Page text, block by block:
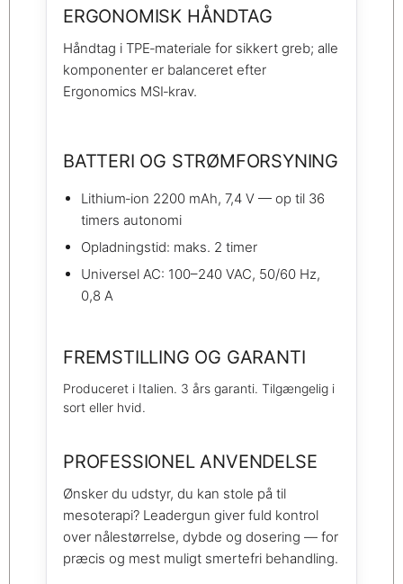
ERGONOMISK HÅNDTAG
Håndtag i TPE‑materiale for sikkert greb; alle
komponenter er balanceret efter
Ergonomics MSI‑krav.
BATTERI OG STRØMFORSYNING
Lithium‑ion 2200 mAh, 7,4 V — op til 36
timers autonomi
Opladningstid: maks. 2 timer
Universel AC: 100–240 VAC, 50/60 Hz,
0,8 A
FREMSTILLING OG GARANTI
Produceret i Italien. 3 års garanti. Tilgængelig i
sort eller hvid.
PROFESSIONEL ANVENDELSE
Ønsker du udstyr, du kan stole på til
mesoterapi? Leadergun giver fuld kontrol
over nålestørrelse, dybde og dosering — for
præcis og mest muligt smertefri behandling.